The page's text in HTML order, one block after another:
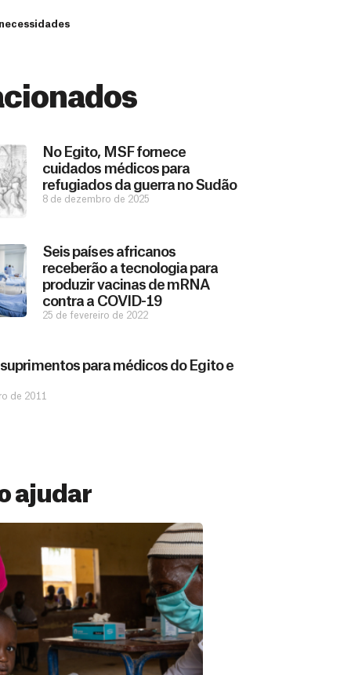
No Egito, MSF fornece
cuidados médicos para
refugiados da guerra no Sudão
8 de dezembro de 2025
Seis países africanos
receberão a tecnologia para
produzir vacinas de mRNA
contra a COVID-19
25 de fevereiro de 2022
suprimentos para médicos do Egito e
de 2011
ajudar